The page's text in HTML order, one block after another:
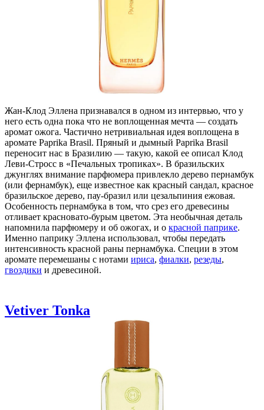
Жан-Клод Эллена признавался в одном из интервью, что у
него есть одна пока что не воплощенная мечта — создать
аромат ожога. Частично нетривиальная идея воплощена в
аромате Paprika Brasil. Пряный и дымный Paprika Brasil
переносит нас в Бразилию — такую, какой ее описал Клод
Леви-Стросс в «Печальных тропиках». В бразильских
джунглях внимание парфюмера привлекло дерево пернамбук
(или фернамбук), еще известное как красный сандал, красное
бразильское дерево, пау-бразил или цезальпиния ежовая.
Особенность пернамбука в том, что срез его древесины
отливает красновато-бурым цветом. Эта необычная деталь
напомнила парфюмеру и об ожогах, и о красной паприке.
Именно паприку Эллена использовал, чтобы передать
интенсивность красной раны пернамбука. Специи в этом
аромате перемешаны с нотами ириса, фиалки, резеды,
гвоздики и древесиной.
Vetiver Tonka